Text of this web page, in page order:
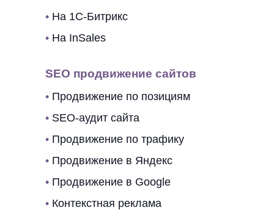
• На 1C-Битрикс
• На InSales
• Продвижение в Яндекс
• Продвижение в Google
• Контекстная реклама
SEO продвижение сайтов
• Продвижение по позициям
• SEO-аудит сайта
• Продвижение по трафику